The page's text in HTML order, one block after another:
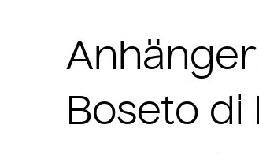
Boseto di